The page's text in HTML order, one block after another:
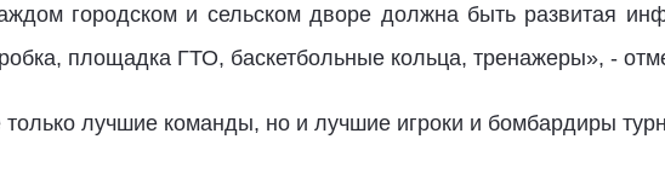
городском и сельском дворе должна быть развитая
площадка ГТО, баскетбольные кольца, тренажеры», -
лучшие команды, но и лучшие игроки и бомбардиры